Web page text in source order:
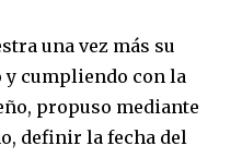
una vez más su
cumpliendo con la
propuso mediante
definir la fecha del